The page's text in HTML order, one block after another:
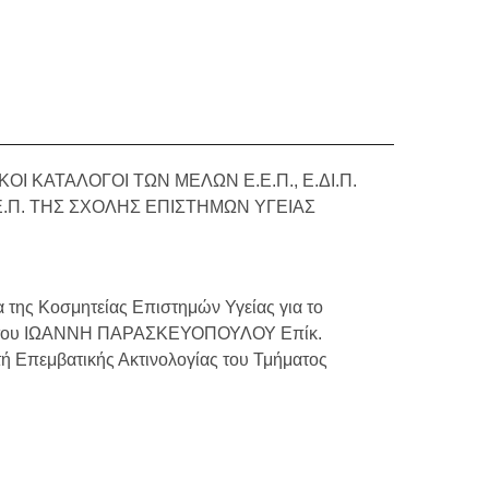
ΚΑΤΑΛΟΓΟΙ ΤΩΝ ΜΕΛΩΝ Ε.Ε.Π., Ε.ΔΙ.Π.
ΤΗΣ ΣΧΟΛΗΣ ΕΠΙΣΤΗΜΩΝ ΥΓΕΙΑΣ
Κοσμητείας Επιστημών Υγείας για το
ΙΩΑΝΝΗ ΠΑΡΑΣΚΕΥΟΠΟΥΛΟΥ Επίκ.
Επεμβατικής Ακτινολογίας του Τμήματος